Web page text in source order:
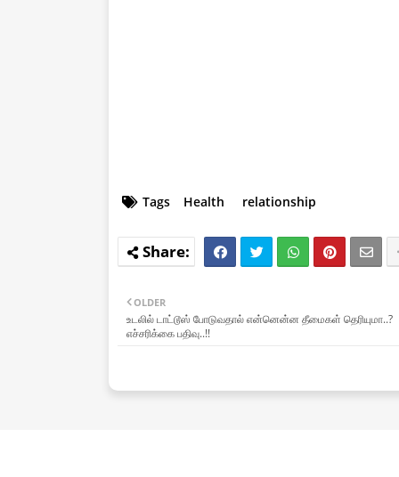
Tags Health relationship
OLDER
உடலில் டாட்டூஸ் போடுவதால் என்னென்ன தீமைகள் தெரியுமா..?
எச்சரிக்கை பதிவு..!!